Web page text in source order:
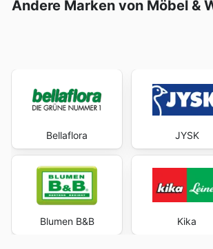
Andere Marken von Möbel &
Bellaflora
Blumen B&B
JYSK
Kika